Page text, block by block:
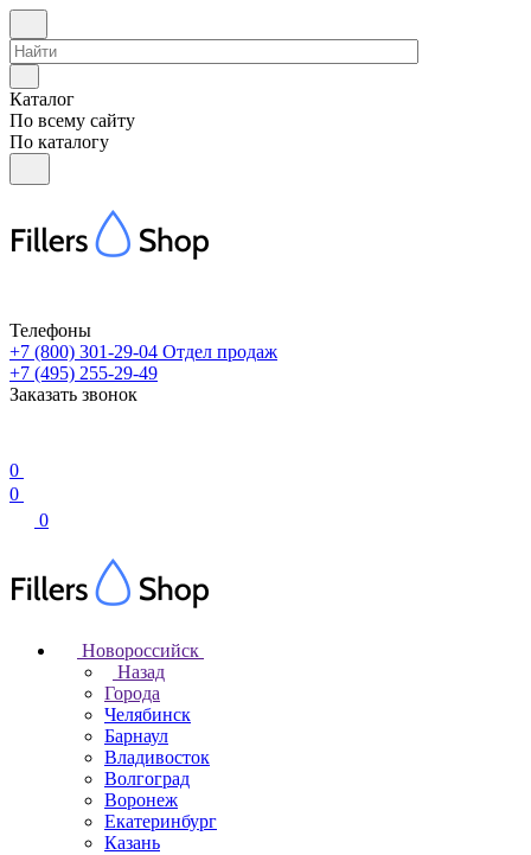
Каталог
По всему сайту
По каталогу
Телефоны
+7 (800) 301-29-04 Отдел продаж
+7 (495) 255-29-49
Заказать звонок
0
0
0
Новороссийск
Назад
Города
Челябинск
Барнаул
Владивосток
Волгоград
Воронеж
Екатеринбург
Казань